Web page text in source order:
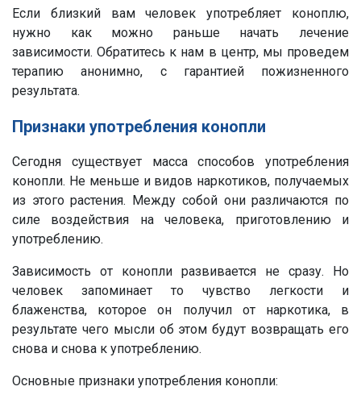
Если близкий вам человек употребляет коноплю,
нужно как можно раньше начать лечение
зависимости. Обратитесь к нам в центр, мы проведем
терапию анонимно, с гарантией пожизненного
результата.
Признаки употребления конопли
Сегодня существует масса способов употребления
конопли. Не меньше и видов наркотиков, получаемых
из этого растения. Между собой они различаются по
силе воздействия на человека, приготовлению и
употреблению.
Зависимость от конопли развивается не сразу. Но
человек запоминает то чувство легкости и
блаженства, которое он получил от наркотика, в
результате чего мысли об этом будут возвращать его
снова и снова к употреблению.
Основные признаки употребления конопли: